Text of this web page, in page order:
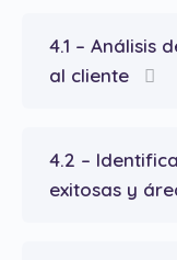
4.1 – Análisis
al cliente
4.2 –
exitosas y